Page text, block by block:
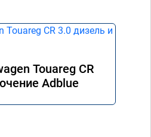
Touareg CR
Adblue